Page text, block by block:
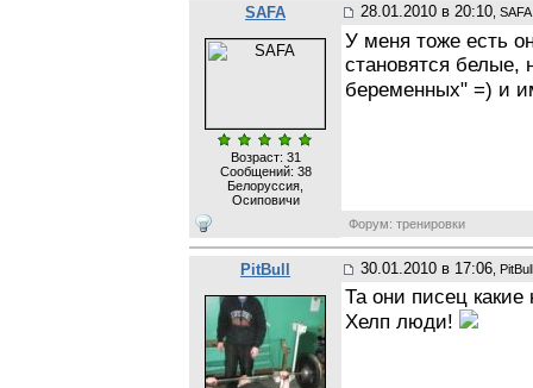
SAFA 28.01.2010 в 20:10 , SAFA
Возраст: 31
Сообщений: 38
Белоруссия,
Осиповичи
У меня тоже есть
становятся белые,
беременных" =) и
Форум: тренировки
PitBull 30.01.2010 в 17:06 , PitBull
Та они писец какие
Хелп люди!